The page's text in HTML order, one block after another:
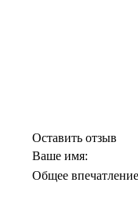
Оставить отзыв
Ваше имя:
Общее